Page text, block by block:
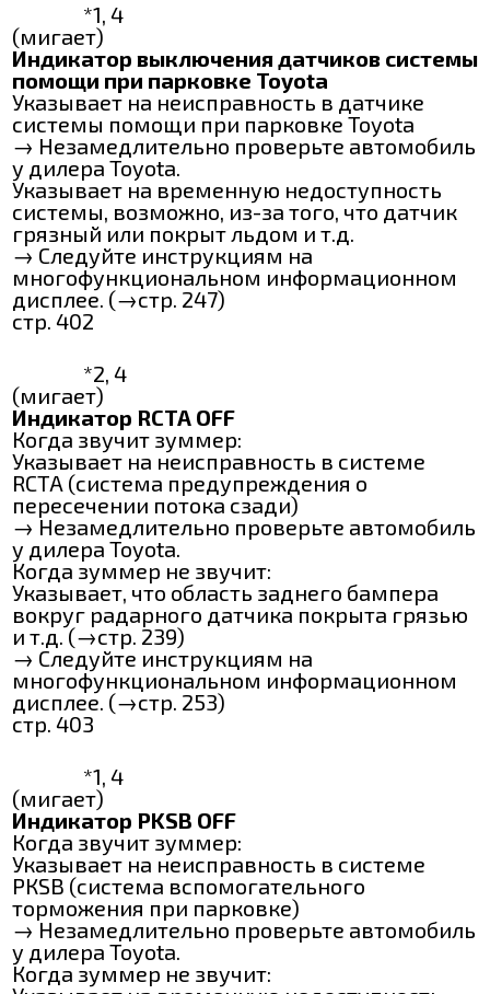
*1, 4
(мигает)
Индикатор выключения датчиков системы
помощи при парковке Toyota
Указывает на неисправность в датчике
системы помощи при парковке Toyota
→ Незамедлительно проверьте автомобиль
у дилера Toyota.
Указывает на временную недоступность
системы, возможно, из-за того, что датчик
грязный или покрыт льдом и т.д.
→ Следуйте инструкциям на
многофункциональном информационном
дисплее. (→стр. 247)
стр. 402
*2, 4
(мигает)
Индикатор RCTA OFF
Когда звучит зуммер:
Указывает на неисправность в системе
RCTA (система предупреждения о
пересечении потока сзади)
→ Незамедлительно проверьте автомобиль
у дилера Toyota.
Когда зуммер не звучит:
Указывает, что область заднего бампера
вокруг радарного датчика покрыта грязью
и т.д. (→стр. 239)
→ Следуйте инструкциям на
многофункциональном информационном
дисплее. (→стр. 253)
стр. 403
*1, 4
(мигает)
Индикатор PKSB OFF
Когда звучит зуммер:
Указывает на неисправность в системе
РКЅВ (система вспомогательного
торможения при парковке)
→ Незамедлительно проверьте автомобиль
у дилера Toyota.
Когда зуммер не звучит: